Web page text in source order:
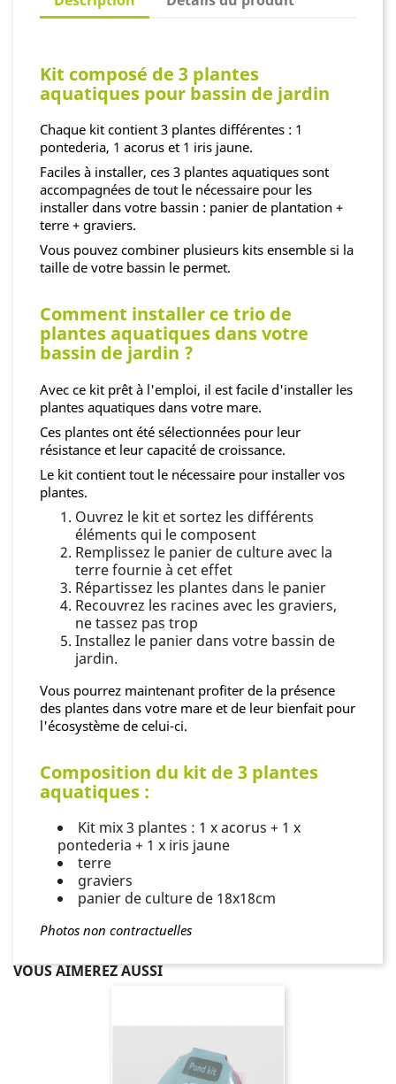
Kit composé de 3 plantes
aquatiques pour bassin de jardin
Chaque kit contient 3 plantes différentes : 1
pontederia, 1 acorus et 1 iris jaune.
Faciles à installer, ces 3 plantes aquatiques sont
accompagnées de tout le nécessaire pour les
installer dans votre bassin : panier de plantation +
terre + graviers.
Vous pouvez combiner plusieurs kits ensemble si la
taille de votre bassin le permet.
Comment installer ce trio de
plantes aquatiques dans votre
bassin de jardin ?
Avec ce kit prêt à l'emploi, il est facile d'installer les
plantes aquatiques dans votre mare.
Ces plantes ont été sélectionnées pour leur
résistance et leur capacité de croissance.
Le kit contient tout le nécessaire pour installer vos
plantes.
Ouvrez le kit et sortez les différents
éléments qui le composent
Remplissez le panier de culture avec la
terre fournie à cet effet
Répartissez les plantes dans le panier
Recouvrez les racines avec les graviers,
ne tassez pas trop
Installez le panier dans votre bassin de
jardin.
Vous pourrez maintenant profiter de la présence
des plantes dans votre mare et de leur bienfait pour
l'écosystème de celui-ci.
Composition du kit de 3 plantes
aquatiques :
Kit mix 3 plantes : 1 x acorus + 1 x
pontederia + 1 x iris jaune
terre
graviers
panier de culture de 18x18cm
Photos non contractuelles
VOUS AIMEREZ AUSSI